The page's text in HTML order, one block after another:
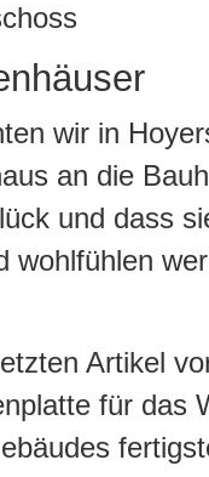
wir in
an die
und dass
wohlfühlen
Artikel
für das